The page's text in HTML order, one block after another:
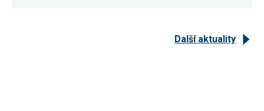
Další aktuality